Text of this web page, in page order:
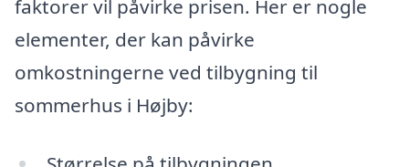
faktorer vil påvirke prisen. Her er nogle
elementer, der kan påvirke
omkostningerne ved tilbygning til
sommerhus i Højby: